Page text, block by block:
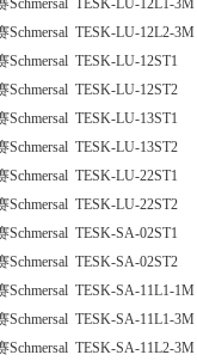
Schmersal TESK-LU-12L1-3M
Schmersal TESK-LU-12L2-3M
Schmersal TESK-LU-12ST1
Schmersal TESK-LU-12ST2
Schmersal TESK-LU-13ST1
Schmersal TESK-LU-13ST2
Schmersal TESK-LU-22ST1
Schmersal TESK-LU-22ST2
Schmersal TESK-SA-02ST1
Schmersal TESK-SA-02ST2
Schmersal TESK-SA-11L1-1M
Schmersal TESK-SA-11L1-3M
Schmersal TESK-SA-11L2-3M